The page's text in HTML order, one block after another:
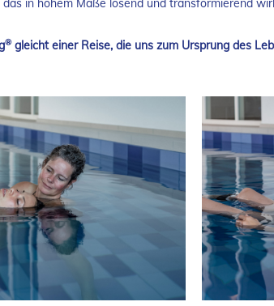
in hohem Maße lösend und transformierend
® gleicht einer Reise, die uns zum Ursprung des